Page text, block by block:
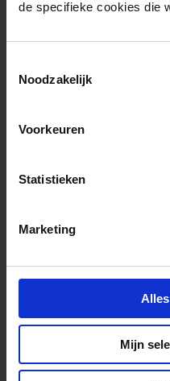
de specifieke cookies die
Noodzakelijk
Voorkeuren
Statistieken
Marketing
Mijn
Deze
North Sea
Verzamelen en
technologie voor offshore